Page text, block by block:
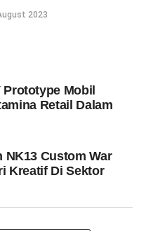
2023
Prototype Mobil
Retail Dalam
NK13 Custom War
Kreatif Di Sektor